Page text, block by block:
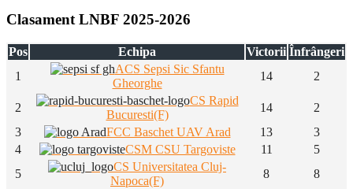
Clasament LNBF 2025-2026
Pos Echipa Victorii Înfrângeri
1
ACS Sepsi Sic Sfantu
Gheorghe
14 2
2
CS Rapid
Bucuresti(F)
14
2
3
FCC Baschet UAV Arad 13
3
4
CSM CSU Targoviste 11
5
5
CS Universitatea Cluj-
Napoca(F)
8
8